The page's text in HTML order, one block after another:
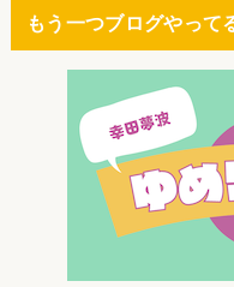
もう一つブログやって